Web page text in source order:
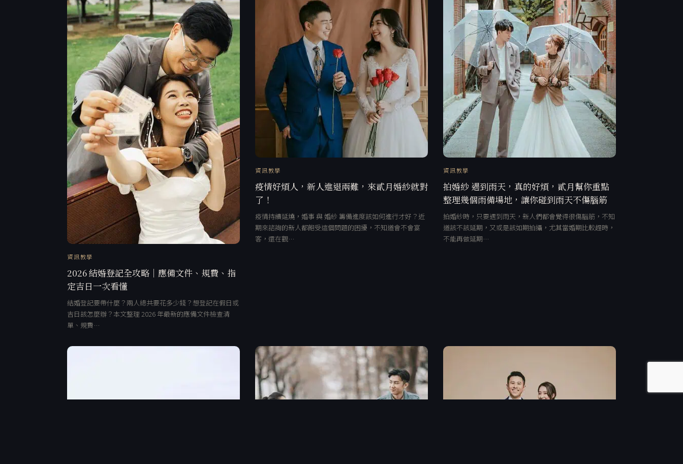
資訊教學
2026 結婚登記全攻略｜應備文件、規費、指
定吉日一次看懂
結婚登記要帶什麼？兩人總共要花多少錢？想登記在假日或
吉日該怎麼辦？本文整理 2026 年最新的應備文件檢查清
單、規費…
資訊教學
疫情好煩人，新人進退兩難，來貳月婚紗就對
了！
疫情持續延燒，婚事 與 婚紗 籌備進度該如何進行才好？近
期來諮詢的新人都飽受這個問題的困擾，不知道會不會宴
客，還在觀…
資訊教學
拍婚紗 遇到雨天，真的好煩，貳月幫你重點
整理幾個雨備場地，讓你碰到雨天不傷腦筋
拍婚紗時，只要遇到雨天，新人們都會覺得很傷腦筋，不知
道該不該延期，又或是該如期拍攝，尤其當婚期比較趕時，
不能再做延期…